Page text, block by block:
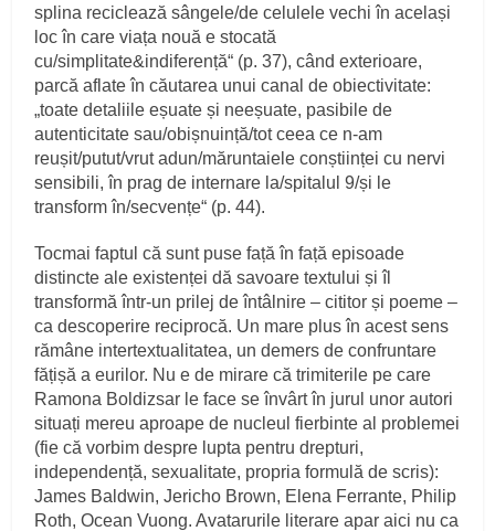
splina reciclează sângele/de celulele vechi în același
loc în care viața nouă e stocată
cu/simplitate&indiferență“ (p. 37), când exterioare,
parcă aflate în căutarea unui canal de obiectivitate:
„toate detaliile eșuate și neeșuate, pasibile de
autenticitate sau/obișnuință/tot ceea ce n-am
reușit/putut/vrut adun/măruntaiele conștiinței cu nervi
sensibili, în prag de internare la/spitalul 9/și le
transform în/secvențe“ (p. 44).
Tocmai faptul că sunt puse față în față episoade
distincte ale existenței dă savoare textului și îl
transformă într-un prilej de întâlnire – cititor și poeme –
ca descoperire reciprocă. Un mare plus în acest sens
rămâne intertextualitatea, un demers de confruntare
fățișă a eurilor. Nu e de mirare că trimiterile pe care
Ramona Boldizsar le face se învârt în jurul unor autori
situați mereu aproape de nucleul fierbinte al problemei
(fie că vorbim despre lupta pentru drepturi,
independență, sexualitate, propria formulă de scris):
James Baldwin, Jericho Brown, Elena Ferrante, Philip
Roth, Ocean Vuong. Avatarurile literare apar aici nu ca